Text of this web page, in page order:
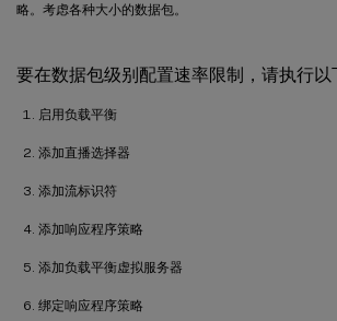
略。考虑各种大小的数据包。
要在数据包级别配置速率限制，请执行以
启用负载平衡
添加直播选择器
添加流标识符
添加响应程序策略
添加负载平衡虚拟服务器
绑定响应程序策略